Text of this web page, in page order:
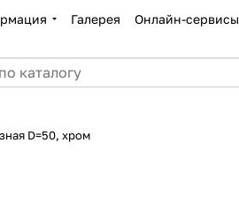
Галерея Онлайн-сервисы
D=50, хром